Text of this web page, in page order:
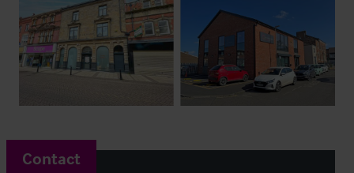
Contact